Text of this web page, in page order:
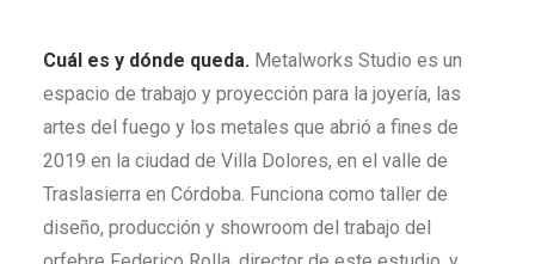
Cuál es y dónde queda. Metalworks Studio es un
espacio de trabajo y proyección para la joyería, las
artes del fuego y los metales que abrió a fines de
2019 en la ciudad de Villa Dolores, en el valle de
Traslasierra en Córdoba. Funciona como taller de
diseño, producción y showroom del trabajo del